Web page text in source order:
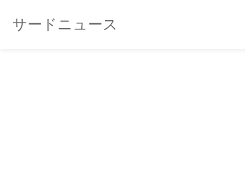
サードニュース